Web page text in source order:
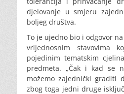
djelovanje u smjeru
boljeg društva.
To je ujedno bio i odgovor
vrijednosnim stavovima
pojedinim tematskim
predmeta. „Čak i kad se
možemo zajednički graditi
zbog toga jedni druge